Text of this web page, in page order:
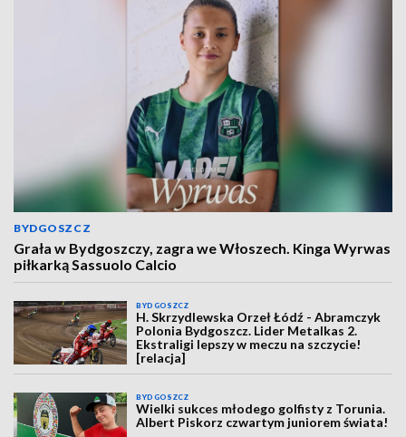
BYDGOSZCZ
Grała w Bydgoszczy, zagra we Włoszech. Kinga Wyrwas
piłkarką Sassuolo Calcio
BYDGOSZCZ
H. Skrzydlewska Orzeł Łódź - Abramczyk
Polonia Bydgoszcz. Lider Metalkas 2.
Ekstraligi lepszy w meczu na szczycie!
[relacja]
BYDGOSZCZ
Wielki sukces młodego golfisty z Torunia.
Albert Piskorz czwartym juniorem świata!